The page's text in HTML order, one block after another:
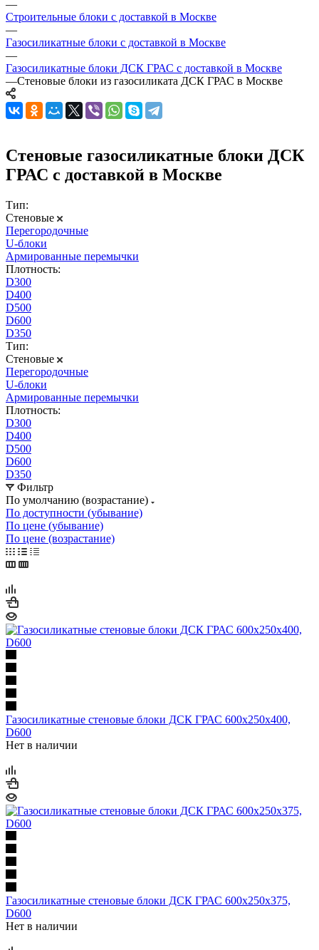
—
Строительные блоки с доставкой в Москве
—
Газосиликатные блоки с доставкой в Москве
—
Газосиликатные блоки ДСК ГРАС с доставкой в Москве
—Стеновые блоки из газосиликата ДСК ГРАС в Москве
Стеновые газосиликатные блоки ДСК
ГРАС с доставкой в Москве
Тип:
Стеновые
Перегородочные
U-блоки
Армированные перемычки
Плотность:
D300
D400
D500
D600
D350
Тип:
Стеновые
Перегородочные
U-блоки
Армированные перемычки
Плотность:
D300
D400
D500
D600
D350
Фильтр
По умолчанию (возрастание)
По доступности (убывание)
По цене (убывание)
По цене (возрастание)
Газосиликатные стеновые блоки ДСК ГРАС 600х250х400,
D600
Нет в наличии
Газосиликатные стеновые блоки ДСК ГРАС 600х250х375,
D600
Нет в наличии